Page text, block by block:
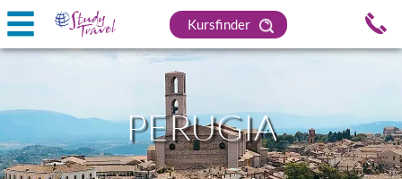
Kursfinder
PERUGIA